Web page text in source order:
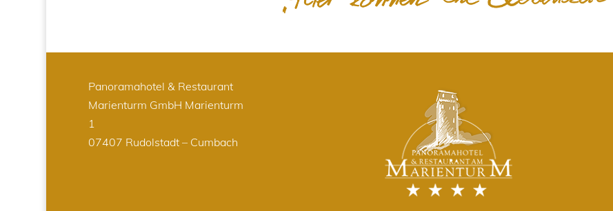
Panoramahotel & Restaurant
Marienturm GmbH Marienturm
1
07407 Rudolstadt – Cumbach